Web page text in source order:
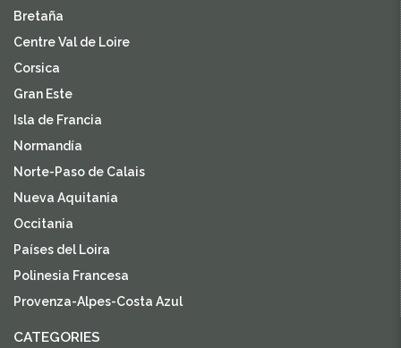
Bretaña
Centre Val de Loire
Corsica
Gran Este
Isla de Francia
Normandía
Norte-Paso de Calais
Nueva Aquitania
Occitania
Países del Loira
Polinesia Francesa
Provenza-Alpes-Costa Azul
CATEGORIES